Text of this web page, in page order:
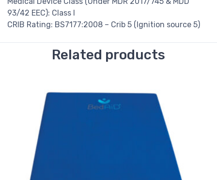
93/42 EEC): Class I
CRIB Rating: BS7177:2008 – Crib 5 (Ignition source 5)
Related products